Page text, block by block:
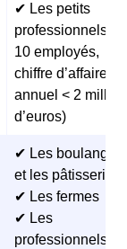
✔ Les petits
professionnels (<
10 employés,
chiffre d’affaires
annuel < 2
d’euros)
✔ Les
et les pâtisseries
✔ Les fermes
✔ Les
professionnels